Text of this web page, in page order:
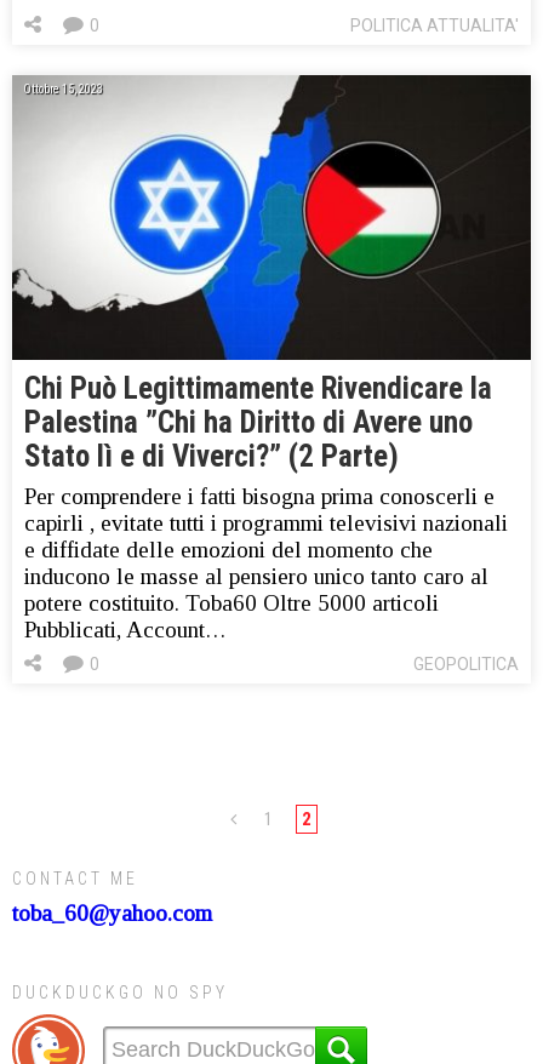
POLITICA ATTUALITA'
0
Ottobre 15, 2023
Chi Può Legittimamente Rivendicare la
Palestina ”Chi ha Diritto di Avere uno
Stato lì e di Viverci?” (2 Parte)
Per comprendere i fatti bisogna prima conoscerli e
capirli , evitate tutti i programmi televisivi nazionali
e diffidate delle emozioni del momento che
inducono le masse al pensiero unico tanto caro al
potere costituito. Toba60 Oltre 5000 articoli
Pubblicati, Account…
GEOPOLITICA
0
1 2
CONTACT ME
toba_60@yahoo.com
DUCKDUCKGO NO SPY